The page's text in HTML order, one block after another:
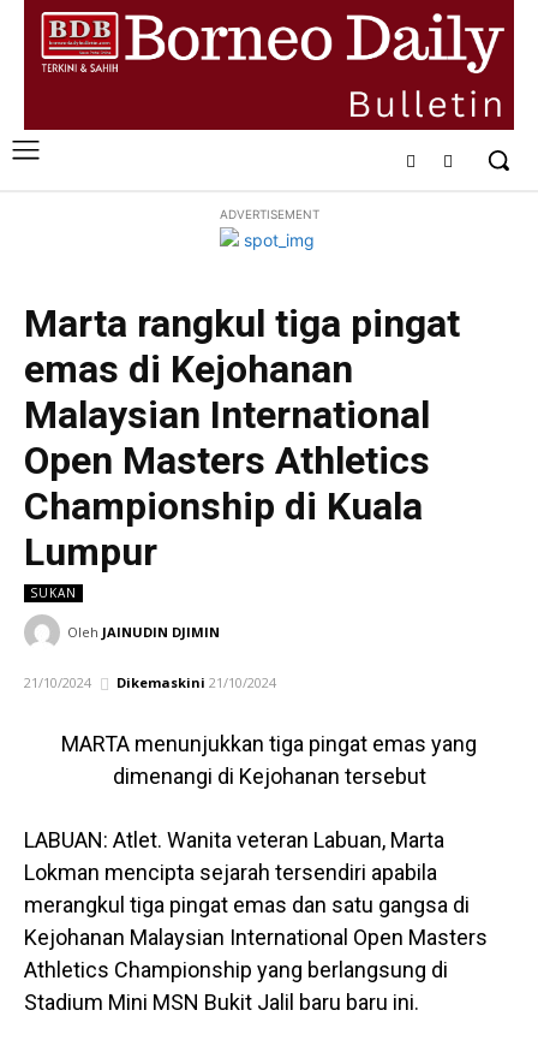
ADVERTISEMENT
Marta rangkul tiga pingat
emas di Kejohanan
Malaysian International
Open Masters Athletics
Championship di Kuala
Lumpur
SUKAN
Oleh JAINUDIN DJIMIN
21/10/2024 Dikemaskini 21/10/2024
MARTA menunjukkan tiga pingat emas yang
dimenangi di Kejohanan tersebut
LABUAN: Atlet. Wanita veteran Labuan, Marta
Lokman mencipta sejarah tersendiri apabila
merangkul tiga pingat emas dan satu gangsa di
Kejohanan Malaysian International Open Masters
Athletics Championship yang berlangsung di
Stadium Mini MSN Bukit Jalil baru baru ini.